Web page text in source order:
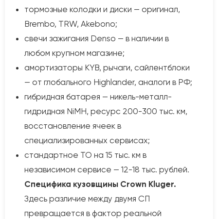
тормозные колодки и диски — оригинал,
Brembo, TRW, Akebono;
свечи зажигания Denso — в наличии в
любом крупном магазине;
амортизаторы KYB, рычаги, сайлентблоки
— от глобального Highlander, аналоги в РФ;
гибридная батарея — никель-металл-
гидридная NiMH, ресурс 200-300 тыс. км,
восстановление ячеек в
специализированных сервисах;
стандартное ТО на 15 тыс. км в
независимом сервисе — 12-18 тыс. рублей.
Специфика кузовщины Crown Kluger.
Здесь различие между двумя СП
превращается в фактор реальной